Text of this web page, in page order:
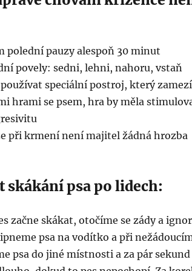
polední pauzy alespoň 30 minut
povely: sedni, lehni, nahoru, vstaň
speciální postroj, který
hrami se psem, hra by měla
při krmení není majitel žádná hrozba
skákání psa po lidech:
začne skákat, otočíme se zády a
psa na vodítko a při
psa do jiné místnosti a za pár